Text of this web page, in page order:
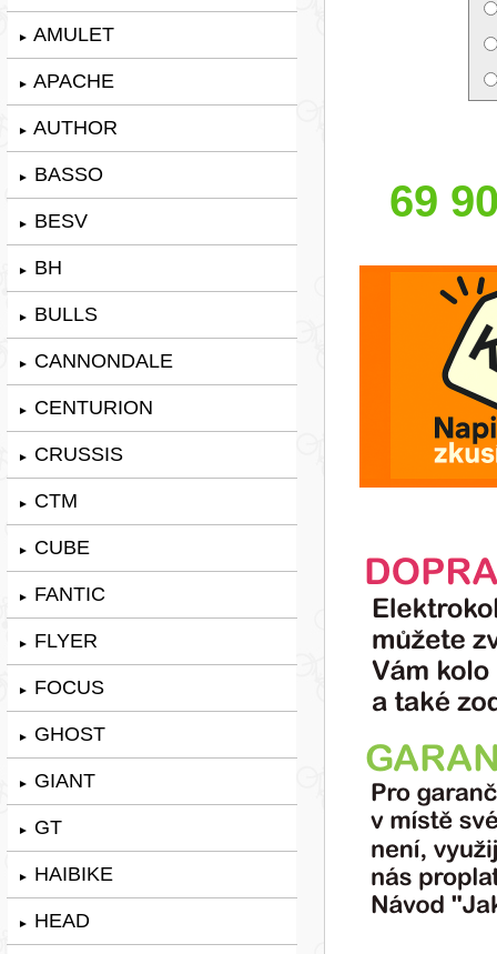
► AMULET
► APACHE
► AUTHOR
► BASSO
► BESV
► BH
► BULLS
► CANNONDALE
► CENTURION
► CRUSSIS
► CTM
► CUBE
► FANTIC
► FLYER
► FOCUS
► GHOST
► GIANT
► GT
► HAIBIKE
► HEAD
69